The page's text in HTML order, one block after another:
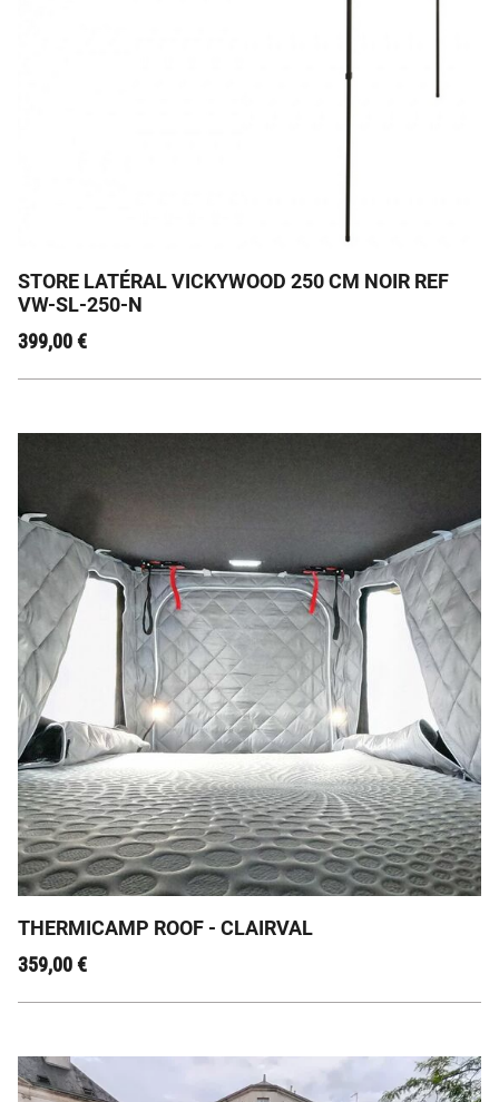
STORE LATÉRAL VICKYWOOD 250 CM NOIR REF
VW-SL-250-N
399,00€
⛺ Le Thermicamp Roof : Prolongez l'Aventure, Quel
que Soit le Temps ! ❄️☀️
THERMICAMP ROOF - CLAIRVAL
359,00€